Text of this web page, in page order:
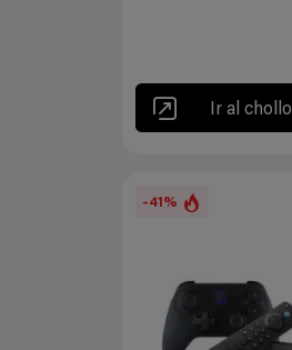
Ir al chollo
-41%